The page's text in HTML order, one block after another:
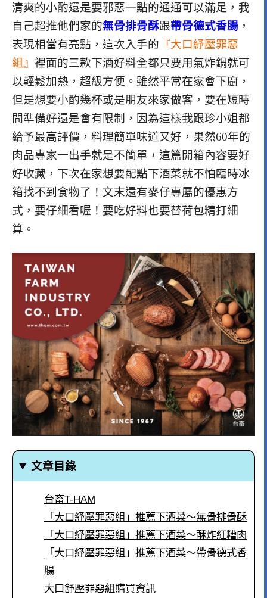
清爽的小酌還是要邪惡一點的通通可以滿足，我
自己超推他們家的無骨排骨酥跟帶骨德式香腸 ，
表現相當有亮點，這次入手的 『大口紓壓罪惡
組』 裡面的三款下酒好料全都只要用氣炸鍋就可
以輕鬆加熱，超級方便。雖然平常在家會下廚，
但是想要小酌幾杯或是朋友來家做客，要在短時
間準備好還是會有限制，因為這樣我跟珍小姐都
給予最高評價，料理簡單味道又好，果然60年的
肉品專家一出手就是不簡單，這篇開箱內容要好
好收藏，下次在家想要配點下酒菜就不怕臨時冰
箱找不到食物了！文末還有麥仔專屬的優惠方
式，要仔細看喔！要吃好料也要替荷包精打細
算。
文章目錄
台畜T-HAM
「大口紓壓罪惡組」推薦下酒菜～無骨排骨酥
「大口紓壓罪惡組」推薦下酒菜～酥炸紅糟肉
「大口紓壓罪惡組」推薦下酒菜～帶骨德式香
腸
大口舒壓罪惡組購買資訊